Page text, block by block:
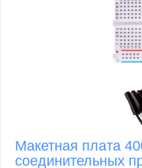
Макетная плата
соединительных